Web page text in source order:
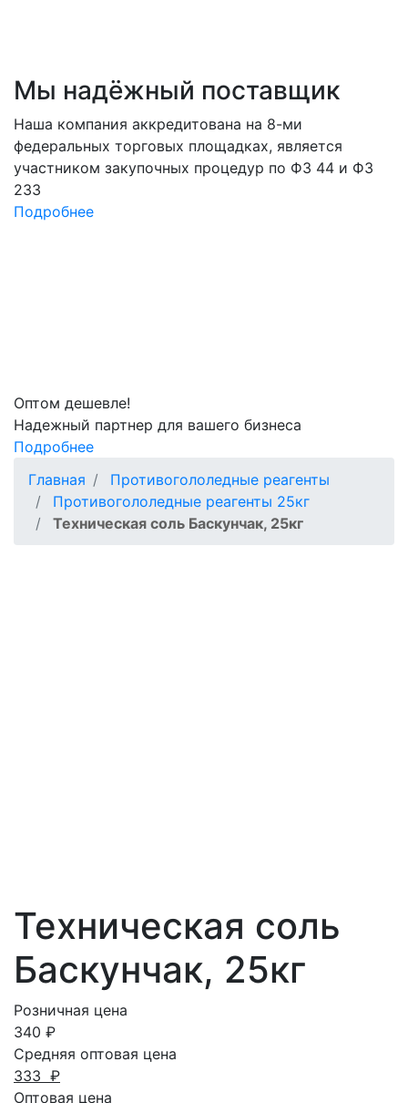
Мы надёжный поставщик
Наша компания аккредитована на 8-ми
федеральных торговых площадках, является
участником закупочных процедур по ФЗ 44 и ФЗ
233
Подробнее
Оптом дешевле!
Надежный партнер для вашего бизнеса
Подробнее
Главная
Противогололедные реагенты
Противогололедные реагенты 25кг
Техническая соль Баскунчак, 25кг
Техническая соль
Баскунчак, 25кг
Розничная цена
340 ₽
Средняя оптовая цена
333 ₽
Оптовая цена